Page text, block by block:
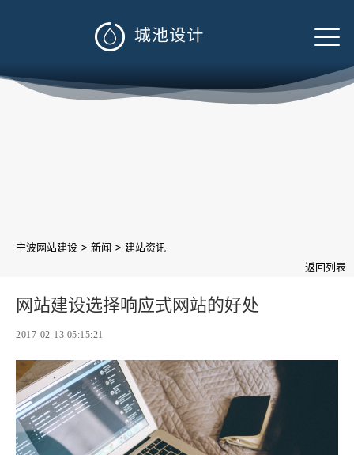

宁波网站建设 > 新闻 > 建站资讯
返回列表
网站建设选择响应式网站的好处
2017-02-13 05:15:21